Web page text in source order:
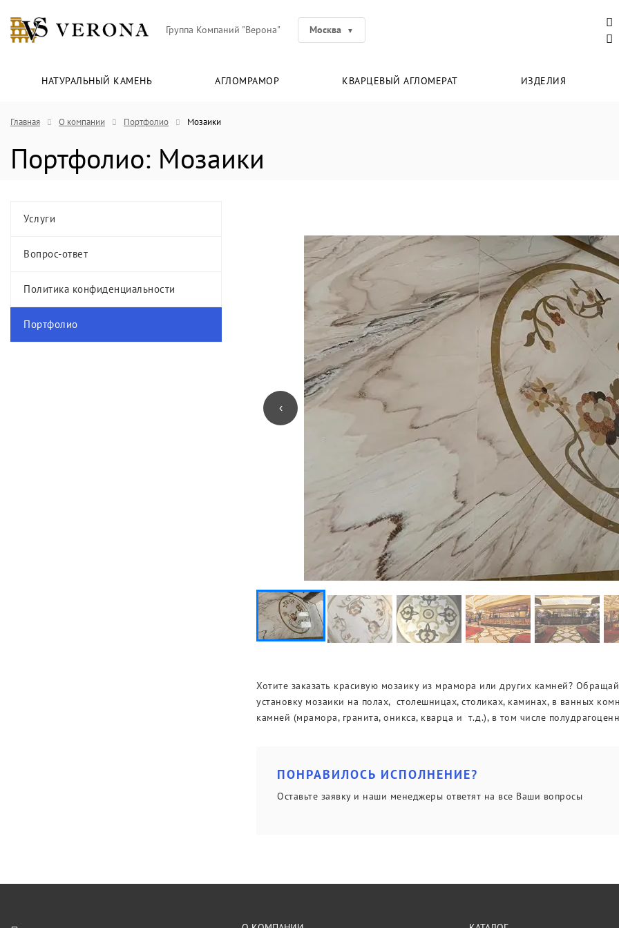
Группа Компаний "Верона" Москва
НАТУРАЛЬНЫЙ КАМЕНЬ АГЛОМРАМОР КВАРЦЕВЫЙ АГЛОМЕРАТ ИЗДЕЛИЯ
Главная О компании Портфолио Мозаики
Портфолио: Мозаики
Услуги
Вопрос-ответ
Политика конфиденциальности
Портфолио
‹
Хотите заказать красивую мозаику из мрамора или других камней?
установку мозаики на полах, столешницах, столиках, каминах, в ванных
камней (мрамора, гранита, оникса, кварца и т.д.), в том числе
ПОНРАВИЛОСЬ ИСПОЛНЕНИЕ?
Оставьте заявку и наши менеджеры ответят на все Ваши вопросы